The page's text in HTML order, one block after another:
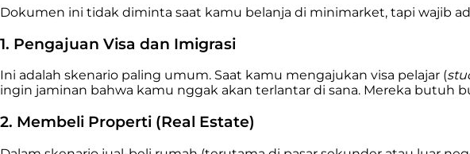
Dokumen ini tidak diminta saat kamu belanja di minimarket, tapi wajib
1. Pengajuan Visa dan Imigrasi
Ini adalah skenario paling umum. Saat kamu mengajukan visa pelajar (
ingin jaminan bahwa kamu nggak akan terlantar di sana. Mereka butuh
2. Membeli Properti (Real Estate)